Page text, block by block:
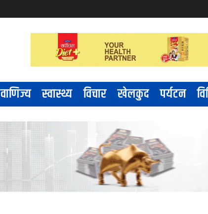
वाणिज्य स्वास्थ्य विचार खेलकुद पर्यटन